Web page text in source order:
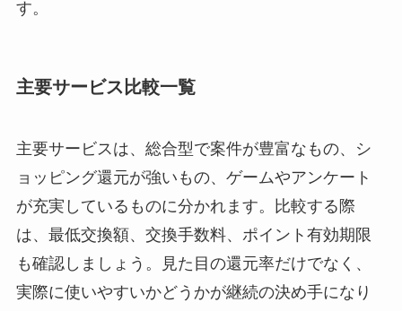
す。
主要サービス比較一覧
主要サービスは、総合型で案件が豊富なもの、シ
ョッピング還元が強いもの、ゲームやアンケート
が充実しているものに分かれます。比較する際
は、最低交換額、交換手数料、ポイント有効期限
も確認しましょう。見た目の還元率だけでなく、
実際に使いやすいかどうかが継続の決め手になり